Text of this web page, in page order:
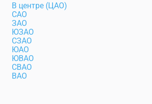
В центре (ЦАО)
САО
ЗАО
ЮЗАО
СЗАО
ЮАО
ЮВАО
СВАО
ВАО